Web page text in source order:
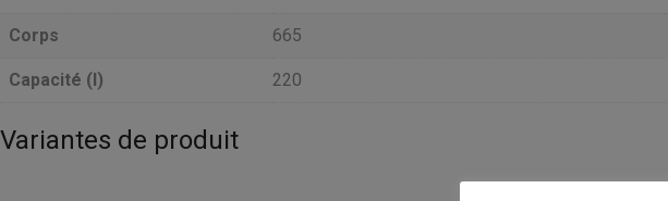
Corps 665
Capacité (l) 220
Variantes de produit